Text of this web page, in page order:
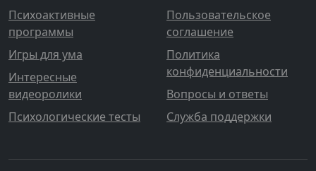
Психоактивные
программы
Игры для ума
Интересные
видеоролики
Психологические тесты
Пользовательское
соглашение
Политика
конфиденциальности
Вопросы и ответы
Служба поддержки